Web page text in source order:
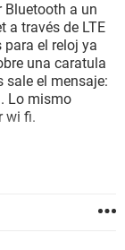
a un
a través de LTE
el reloj ya
una caratula
sale el mensaje:
Lo mismo
wi fi.
a conectar; sin